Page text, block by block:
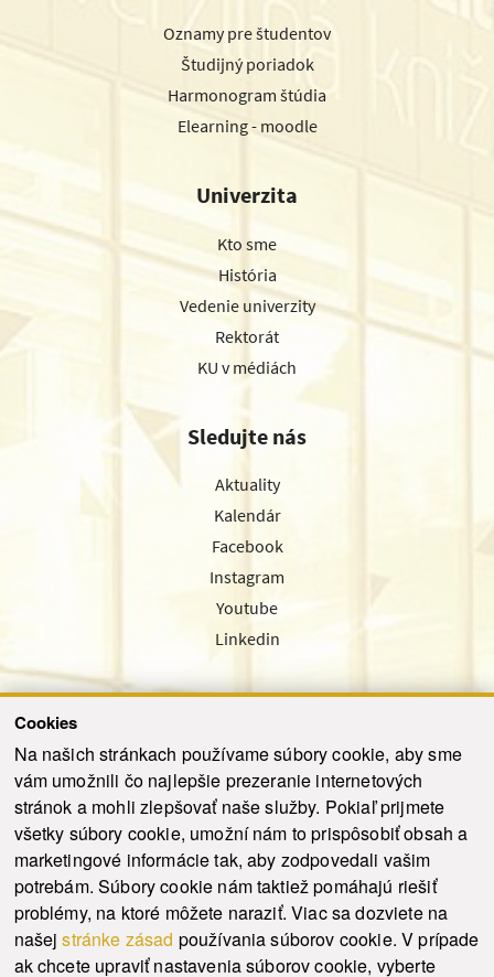
Cookies
Na našich stránkach používame súbory cookie, aby sme
vám umožnili čo najlepšie prezeranie internetových
stránok a mohli zlepšovať naše služby. Pokiaľ prijmete
všetky súbory cookie, umožní nám to prispôsobiť obsah a
marketingové informácie tak, aby zodpovedali vašim
potrebám. Súbory cookie nám taktiež pomáhajú riešiť
problémy, na ktoré môžete naraziť. Viac sa dozviete na
našejstránke zásad používania súborov cookie. V prípade
ak chcete upraviť nastavenia súborov cookie, vyberte
Oznamy pre študentov
Študijný poriadok
Harmonogram štúdia
Elearning - moodle
Univerzita
Kto sme
História
Vedenie univerzity
Rektorát
KU v médiách
Sledujte nás
Aktuality
Kalendár
Facebook
Instagram
Youtube
Linkedin
Odoslať
© 2021-2026 ku.sk. Všetky práva vyhradené. | Ochrana osobných údajov